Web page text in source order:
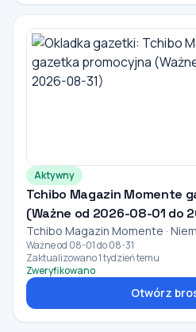
Aktywny
Tchibo Magazin Momente
(Ważne od 2026-08-01 do
Tchibo Magazin Momente ·
Ważne od 08-01 do 08-31
Zaktualizowano 1 tydzień temu
Zweryfikowano
Otwórz